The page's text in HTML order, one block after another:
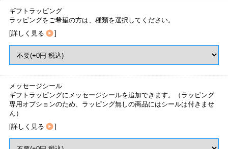
ギフトラッピング
ラッピングをご希望の方は、種類を選択してください。
[詳しく見る ]
メッセージシール
ギフトラッピングにメッセージシールを追加できます。（ラッピング
専用オプションのため、ラッピング無しの商品にはシールは付きませ
ん）
[詳しく見る ]